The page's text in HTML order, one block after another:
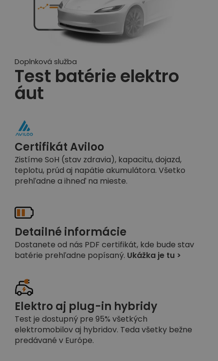
Doplnková služba
Test batérie elektro
áut
Certifikát Aviloo
Zistíme SoH (stav zdravia), kapacitu, dojazd,
teplotu, prúd aj napätie akumulátora. Všetko
prehľadne a ihneď na mieste.
Detailné informácie
Dostanete od nás PDF certifikát, kde bude stav
batérie prehľadne popísaný. Ukážka je tu >
Elektro aj plug-in hybridy
Test je dostupný pre 95% všetkých
elektromobilov aj hybridov. Teda všetky bežne
predávané v Európe.